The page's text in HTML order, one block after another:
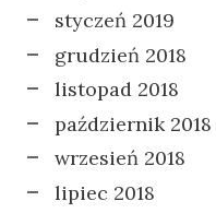
styczeń 2019
grudzień 2018
listopad 2018
październik 2018
wrzesień 2018
lipiec 2018